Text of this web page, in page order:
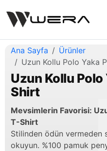
Ana Sayfa
Ürünler
Uzun Kollu Polo Yaka
Uzun Kollu Polo
Shirt
Mevsimlerin Favorisi:
T-Shirt
Stilinden ödün vermeden
okuyun. %100 pamuk